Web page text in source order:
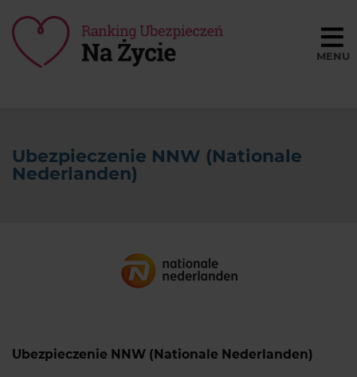
SŁOWNIK
KONTAKT
Ubezpieczenie NNW (Nationale
Nederlanden)
Ubezpieczenie NNW (Nationale Nederlanden)